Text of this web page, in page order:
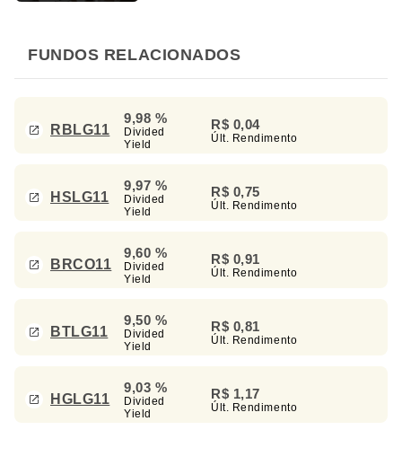
FUNDOS RELACIONADOS
RBLG11
9,98 %
Divided
Yield
R$ 0,04
Últ. Rendimento
HSLG11
9,97 %
Divided
Yield
R$ 0,75
Últ. Rendimento
BRCO11
9,60 %
Divided
Yield
R$ 0,91
Últ. Rendimento
BTLG11
9,50 %
Divided
Yield
R$ 0,81
Últ. Rendimento
HGLG11
9,03 %
Divided
Yield
R$ 1,17
Últ. Rendimento